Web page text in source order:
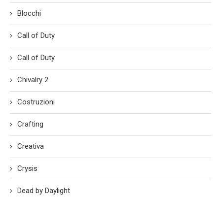
Blocchi
Call of Duty
Call of Duty
Chivalry 2
Costruzioni
Crafting
Creativa
Crysis
Dead by Daylight